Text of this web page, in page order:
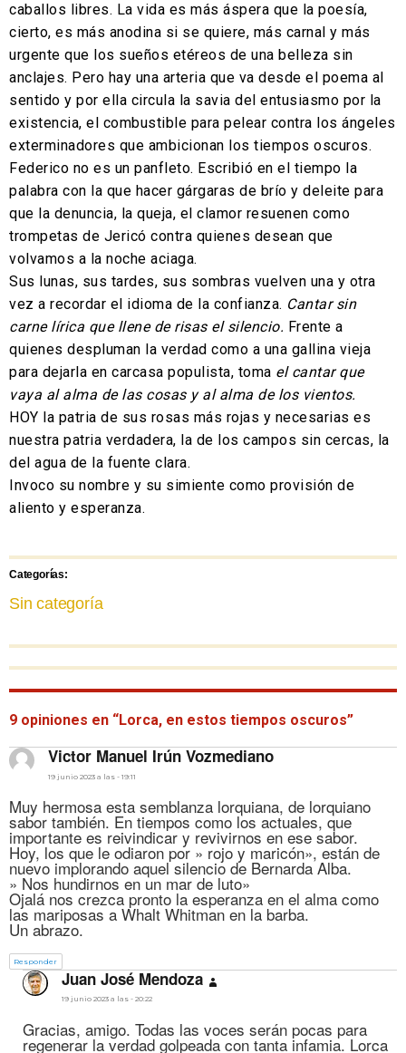
caballos libres. La vida es más áspera que la poesía,
cierto, es más anodina si se quiere, más carnal y más
urgente que los sueños etéreos de una belleza sin
anclajes. Pero hay una arteria que va desde el poema al
sentido y por ella circula la savia del entusiasmo por la
existencia, el combustible para pelear contra los ángeles
exterminadores que ambicionan los tiempos oscuros.
Federico no es un panfleto. Escribió en el tiempo la
palabra con la que hacer gárgaras de brío y deleite para
que la denuncia, la queja, el clamor resuenen como
trompetas de Jericó contra quienes desean que
volvamos a la noche aciaga.
Sus lunas, sus tardes, sus sombras vuelven una y otra
vez a recordar el idioma de la confianza. Cantar sin
carne lírica que llene de risas el silencio. Frente a
quienes despluman la verdad como a una gallina vieja
para dejarla en carcasa populista, toma el cantar que
vaya al alma de las cosas y al alma de los vientos.
HOY la patria de sus rosas más rojas y necesarias es
nuestra patria verdadera, la de los campos sin cercas, la
del agua de la fuente clara.
Invoco su nombre y su simiente como provisión de
aliento y esperanza.
Categorías:
Sin categoría
9 opiniones en “Lorca, en estos tiempos oscuros”
Victor Manuel Irún Vozmedianodice:
19 junio 2023 a las - 19:11
Muy hermosa esta semblanza lorquiana, de lorquiano
sabor también. En tiempos como los actuales, que
importante es reivindicar y revivirnos en ese sabor.
Hoy, los que le odiaron por » rojo y maricón», están de
nuevo implorando aquel silencio de Bernarda Alba.
» Nos hundirnos en un mar de luto»
Ojalá nos crezca pronto la esperanza en el alma como
las mariposas a Whalt Whitman en la barba.
Un abrazo.
Responder
Juan José Mendoza dice:
19 junio 2023 a las - 20:22
Gracias, amigo. Todas las voces serán pocas para
regenerar la verdad golpeada con tanta infamia. Lorca